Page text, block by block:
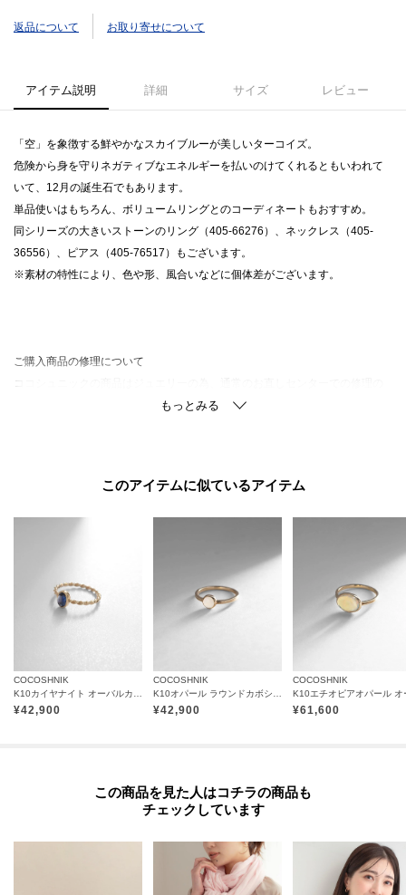
返品について お取り寄せについて
アイテム説明 詳細 サイズ レビュー
「空」を象徴する鮮やかなスカイブルーが美しいターコイズ。
危険から身を守りネガティブなエネルギーを払いのけてくれるともいわれて
いて、12月の誕生石でもあります。
単品使いはもちろん、ボリュームリングとのコーディネートもおすすめ。
同シリーズの大きいストーンのリング（405-66276）、ネックレス（405-
36556）、ピアス（405-76517）もございます。
※素材の特性により、色や形、風合いなどに個体差がございます。
ご購入商品の修理について
ココシュニックの商品はジュエリーの為、通常のお直しセンターでの修理の
【プレオーダー商品をご注文時の注意点】
発送日の前後については予めご了承ください。
◆商品画像・商品情報について
◆注文取り消し・返品が可能です。商品着荷後の返品も可能です。（ただし
返品送料はお客様負担になります。）
◆お届け時期の違う予約商品を、複数点カートに入れた場合、カートグルー
プは1つになり、商品が全て揃ってからの発送となります。
各お届け時期毎に、商品の発送をご希望の場合は1点づつカートに入れてご購
このアイテムに似ているアイテム
COCOSHNIK
K10カイヤナイト オーバルカボション リング
¥42,900
COCOSHNIK
K10オパール ラウンドカボション リング
¥42,900
COCOSHNIK
¥61,600
この商品を見た人はコチラの商品も
チェックしています